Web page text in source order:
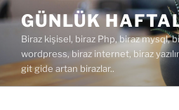
İçeriğe
geç
GÜNLÜK
Biraz kişisel, biraz Php, biraz mysql,
wordpress, biraz internet, biraz
git gide artan birazlar..